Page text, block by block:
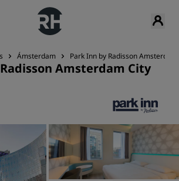
Ámsterdam Park Inn by Radisson
Amsterdam City